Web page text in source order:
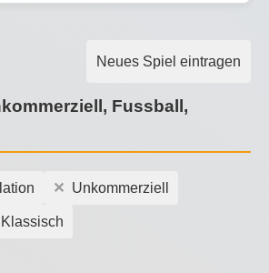
Neues Spiel eintragen
Fussball,
Unkommerziell
Klassisch